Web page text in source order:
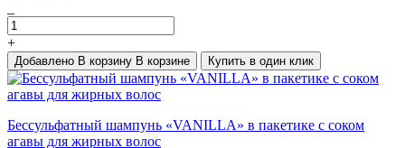
+
Добавлено В корзину В корзине Купить в один клик
Бессульфатный шампунь «VANILLA» в пакетике с соком
агавы для жирных волос